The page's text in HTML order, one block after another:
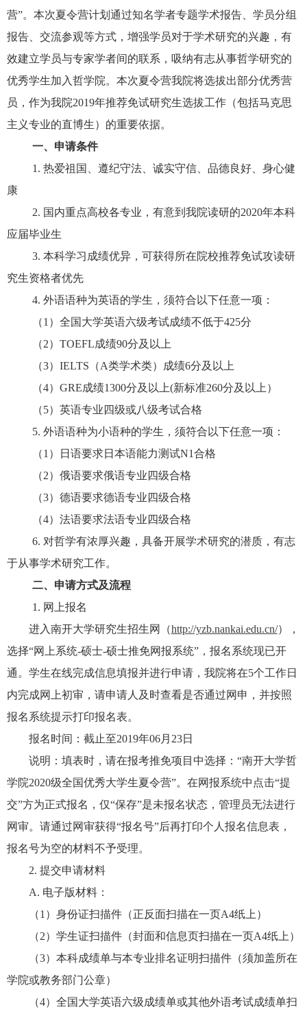
营”。本次夏令营计划通过知名学者专题学术报告、学员分组
报告、交流参观等方式，增强学员对于学术研究的兴趣，有
效建立学员与专家学者间的联系，吸纳有志从事哲学研究的
优秀学生加入哲学院。本次夏令营我院将选拔出部分优秀营
员，作为我院2019年推荐免试研究生选拔工作（包括马克思
主义专业的直博生）的重要依据。
一、申请条件
1.热爱祖国、遵纪守法、诚实守信、品德良好、身心健
康
2. 国内重点高校各专业，有意到我院读研的2020年本科
应届毕业生
3.本科学习成绩优异，可获得所在院校推荐免试攻读研
究生资格者优先
4.外语语种为英语的学生，须符合以下任意一项：
（1 ）全国大学英语六级考试成绩不低于425分
（2）TOEFL成绩90分及以上
（3）IELTS （A类学术类）成绩6分及以上
（4）GRE成绩1300分及以上(新标准260分及以上）
（5）英语专业四级或八级考试合格
5.外语语种为小语种的学生，须符合以下任意一项：
（1 ）日语要求日本语能力测试N1合格
（2）俄语要求俄语专业四级合格
（3）德语要求德语专业四级合格
（4）法语要求法语专业四级合格
6. 对哲学有浓厚兴趣，具备开展学术研究的潜质，有志
于从事学术研究工作。
二、申请方式及流程
1. 网上报名
进入南开大学研究生招生网（http://yzb.nankai.edu.cn/），
选择“网上系统-硕士-硕士推免网报系统”，报名系统现已开
通。学生在线完成信息填报并进行申请，我院将在5个工作日
内完成网上初审，请申请人及时查看是否通过网申，并按照
报名系统提示打印报名表。
报名时间：截止至2019年06月 23日
说明： 填表时，请在报考推免项目中选择：“南开大学哲
学院2020级全国优秀大学生夏令营”。在网报系统中点击“提
交”方为正式报名，仅“保存”是未报名状态，管理员无法进行
网审。请通过网审获得“报名号”后再打印个人报名信息表，
报名号为空的材料不予受理。
2. 提交申请材料
A. 电子版材料：
（1 ）身份证扫描件（正反面扫描在一页A4纸上）
（2）学生证扫描件（封面和信息页扫描在一页A4纸上）
（3）本科成绩单与本专业排名证明扫描件（须加盖所在
学院或教务部门公章）
（4）全国大学英语六级成绩单或其他外语考试成绩单扫